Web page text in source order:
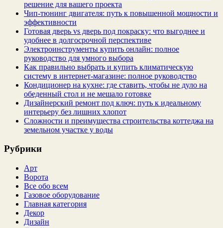
решение для вашего проекта
Чип‑тюнинг двигателя: путь к повышенной мощности и
эффективности
Готовая дверь vs дверь под покраску: что выгоднее и
удобнее в долгосрочной перспективе
Электроинструменты купить онлайн: полное
руководство для умного выбора
Как правильно выбрать и купить климатическую
систему в интернет‑магазине: полное руководство
Кондиционер на кухне: где ставить, чтобы не дуло на
обеденный стол и не мешало готовке
Дизайнерский ремонт под ключ: путь к идеальному
интерьеру без лишних хлопот
Сложности и преимущества строительства коттеджа на
земельном участке у воды
Рубрики
Арт
Ворота
Все обо всем
Газовое оборудование
Главная категория
Декор
Дизайн